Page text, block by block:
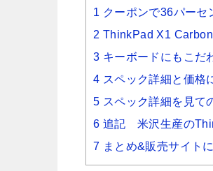
1 クーポンで36パーセ
2 ThinkPad X1 Carbon
3 キーボードにもこだ
4 スペック詳細と価格
5 スペック詳細を見て
6 追記 米沢生産の
7 まとめ&販売サイト